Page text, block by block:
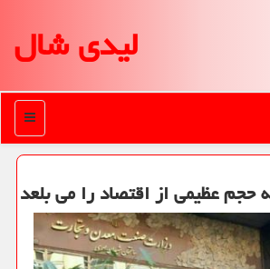
لیدی شال
منو
حجم عظیمی از اقتصاد را می بلعد